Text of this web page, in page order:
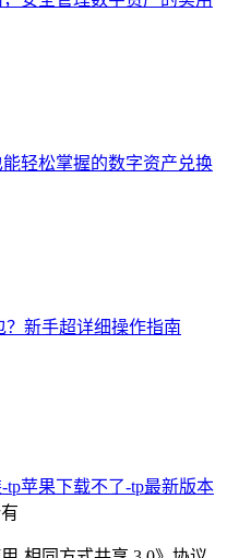
轻松掌握的数字资产兑换
？新手超详细操作指南
tp苹果下载不了-tp最新版本